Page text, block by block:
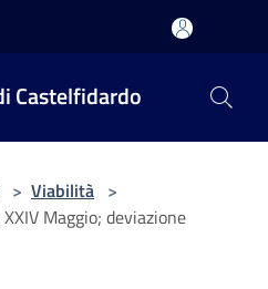
Castelfidardo
> Viabilità >
Maggio; deviazione